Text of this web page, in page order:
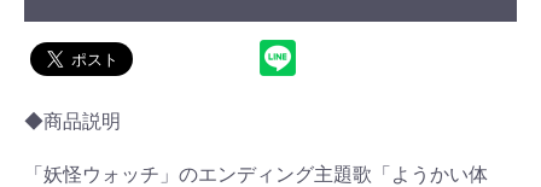
◆商品説明
「妖怪ウォッチ」のエンディング主題歌「ようかい体